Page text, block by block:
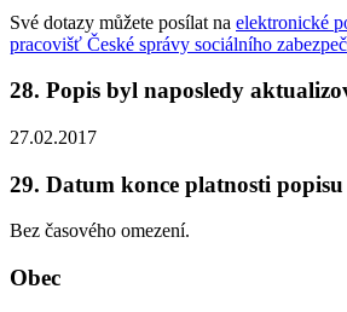
Své dotazy můžete posílat na elektronické
pracovišť České správy sociálního
28. Popis byl naposledy
27.02.2017
29. Datum konce platnosti popisu
Bez časového omezení.
Obec